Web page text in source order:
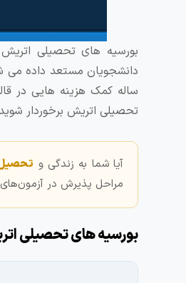
بورسیه های تحصیلی
دانشجویان مستعد داده می
ساله کمک هزینه هایی در
تحصیلی اتریش برخوردار
آیا شما به زندگی و
مراحل پذیرش در
بورسیه های تحصیلی